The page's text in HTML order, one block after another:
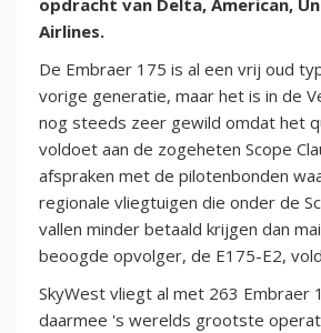
opdracht van Delta, American,
Airlines.
De Embraer 175 is al een vrij oud
vorige generatie, maar het is in de
nog steeds zeer gewild omdat het
voldoet aan de zogeheten Scope
afspraken met de pilotenbonden
regionale vliegtuigen die onder de
vallen minder betaald krijgen dan
beoogde opvolger, de E175-E2,
SkyWest vliegt al met 263 Embraer
daarmee 's werelds grootste